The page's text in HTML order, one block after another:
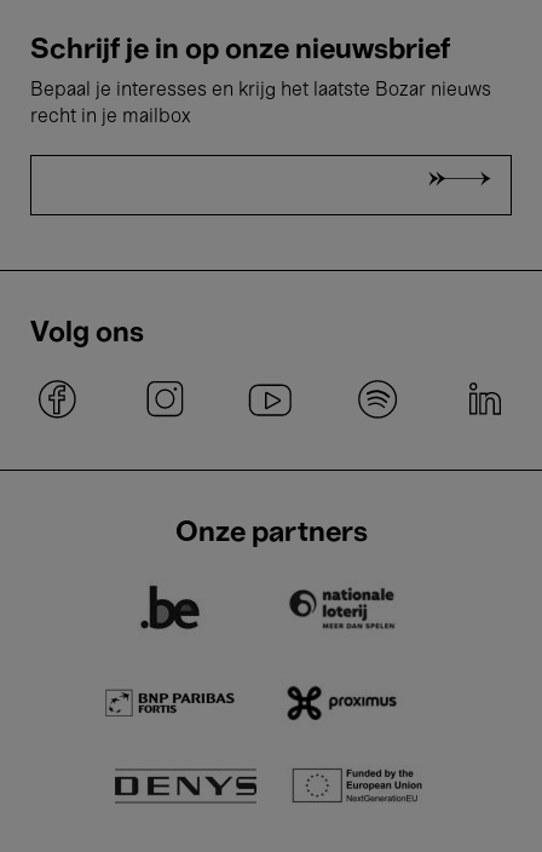
Schrijf je in op onze nieuwsbrief
Bepaal je interesses en krijg het laatste Bozar nieuws
recht in je mailbox
Volg ons
Onze partners